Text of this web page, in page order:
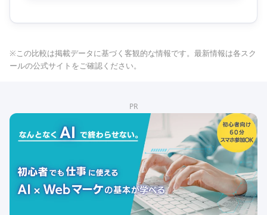
※この比較は掲載データに基づく客観的な情報です。最新情報は各スク
ールの公式サイトをご確認ください。
PR